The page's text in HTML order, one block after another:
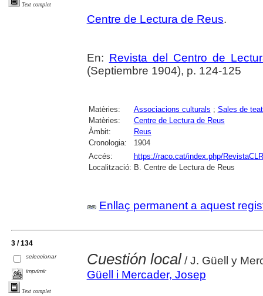
Text complet
Centre de Lectura de Reus.
En: Revista del Centro de
(Septiembre 1904), p. 124-125
Matèries: Associacions culturals ; Sales de
Matèries:
Centre de Lectura de Reus
Àmbit:
Reus
Cronologia:
1904
Accés:
https://raco.cat/index.php/
Localització: B. Centre de Lectura de Reus
Enllaç permanent a aquest
3 / 134
seleccionar
imprimir
Text complet
Cuestión local/ J. Güell y
Güell i Mercader, Josep